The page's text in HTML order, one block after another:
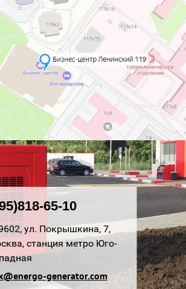
65-10
ул. Покрышкина, 7,
станция метро Юго-
generator.com